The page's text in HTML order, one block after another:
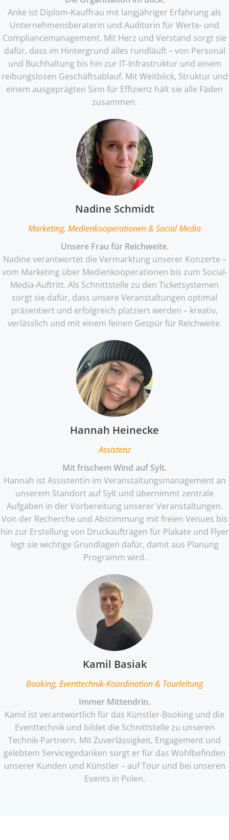
Anke ist Diplom-Kauffrau mit langjähriger Erfahrung als
Unternehmensberaterin und Auditorin für Werte- und
Compliancemanagement. Mit Herz und Verstand sorgt sie
dafür, dass im Hintergrund alles rundläuft – von Personal
und Buchhaltung bis hin zur IT-Infrastruktur und einem
reibungslosen Geschäftsablauf. Mit Weitblick, Struktur und
einem ausgeprägten Sinn für Effizienz hält sie alle Fäden
zusammen.
Nadine Schmidt
Marketing, Medienkooperationen & Social Media
Unsere Frau für Reichweite.
Nadine verantwortet die Vermarktung unserer Konzerte –
vom Marketing über Medienkooperationen bis zum Social-
Media-Auftritt. Als Schnittstelle zu den Ticketsystemen
sorgt sie dafür, dass unsere Veranstaltungen optimal
präsentiert und erfolgreich platziert werden – kreativ,
verlässlich und mit einem feinen Gespür für Reichweite.
Hannah Heinecke
Assistenz
Mit frischem Wind auf Sylt.
Hannah ist Assistentin im Veranstaltungsmanagement an
unserem Standort auf Sylt und übernimmt zentrale
Aufgaben in der Vorbereitung unserer Veranstaltungen.
Von der Recherche und Abstimmung mit freien Venues bis
hin zur Erstellung von Druckaufträgen für Plakate und Flyer
legt sie wichtige Grundlagen dafür, damit aus Planung
Programm wird.
Kamil Basiak
Booking, Eventtechnik-Koordination & Tourleitung
Immer Mittendrin.
Kamil ist verantwortlich für das Künstler-Booking und die
Eventtechnik und bildet die Schnittstelle zu unseren
Technik-Partnern. Mit Zuverlässigkeit, Engagement und
gelebtem Servicegedanken sorgt er für das Wohlbefinden
unserer Kunden und Künstler – auf Tour und bei unseren
Events in Polen.